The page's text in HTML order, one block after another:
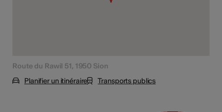
Route du Rawil 51, 1950 Sion
Planifier un itinéraire
Transports publics